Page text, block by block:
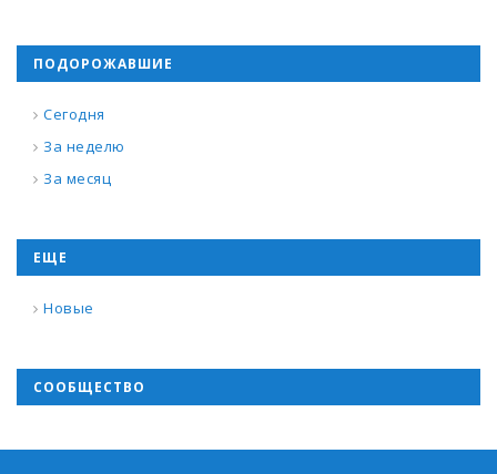
ПОДОРОЖАВШИЕ
Сегодня
За неделю
За месяц
ЕЩЕ
Новые
СООБЩЕСТВО